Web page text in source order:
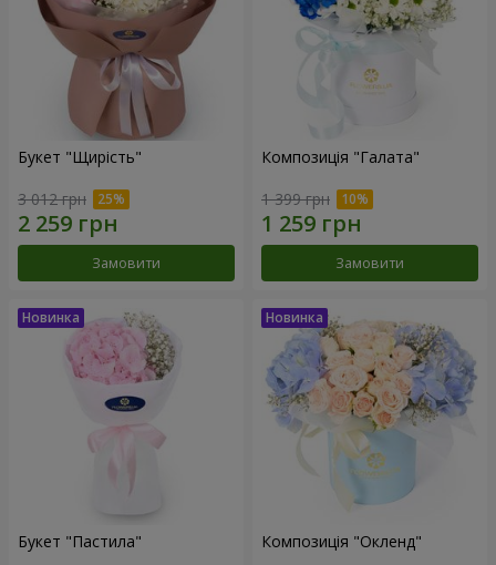
Букет "Щирість"
3 012 грн
Замовити
Композиція "Галата"
1 399 грн
Замовити
Букет "Пастила" Композиція "Окленд"